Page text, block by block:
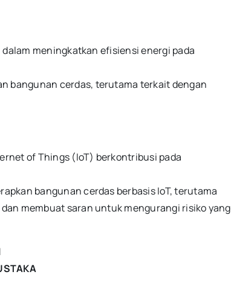
meningkatkan efisiensi energi pada
bangunan cerdas, terutama terkait dengan
of Things (IoT) berkontribusi pada
bangunan cerdas berbasis IoT, terutama
membuat saran untuk mengurangi risiko yang